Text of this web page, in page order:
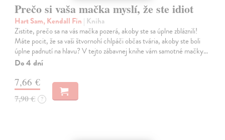
Prečo si vaša mačka myslí, že ste idiot
Hart Sam, Kendall Fin | Kniha
Zistite, prečo sa na vás mačka pozerá, akoby ste sa úplne zbláznili!
Máte pocit, že sa vaši štvornohí chlpáči občas tvária, akoby ste boli
úplne padnutí na hlavu? V tejto zábavnej knihe vám samotné mačky…
Do 4 dní
7,66 €
7,90 € ?